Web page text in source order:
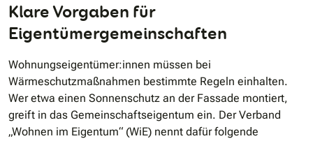
Klare Vorgaben für
Eigentümergemeinschaften
Wohnungseigentümer:innen müssen bei
Wärmeschutzmaßnahmen bestimmte Regeln einhalten.
Wer etwa einen Sonnenschutz an der Fassade montiert,
greift in das Gemeinschaftseigentum ein. Der Verband
„Wohnen im Eigentum“ (WiE) nennt dafür folgende